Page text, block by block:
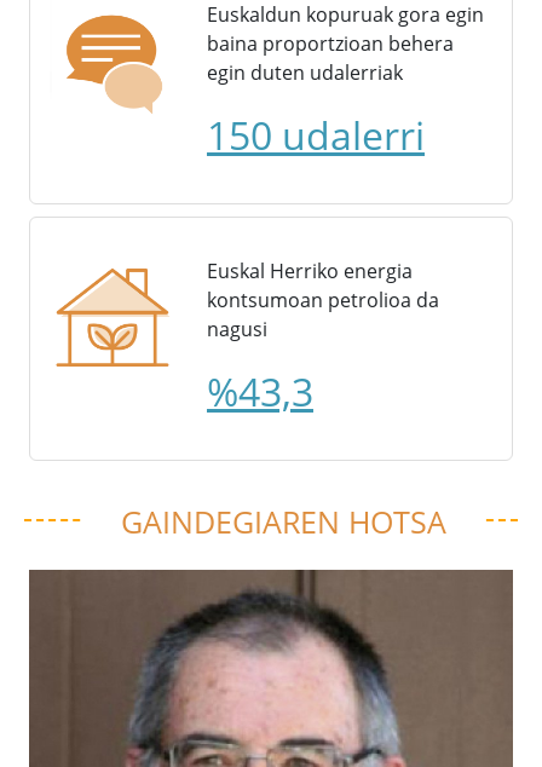
Euskaldun kopuruak gora egin
baina proportzioan behera
egin duten udalerriak
150 udalerri
Euskal Herriko energia
kontsumoan petrolioa da
nagusi
%43,3
GAINDEGIAREN HOTSA